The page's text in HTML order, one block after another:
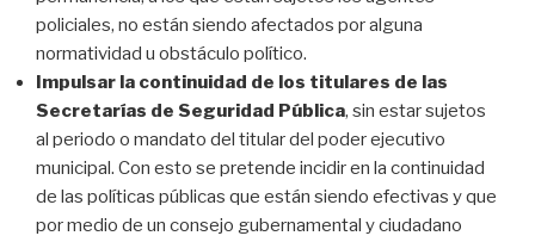
policiales, no están siendo afectados por alguna
normatividad u obstáculo político.
Impulsar la continuidad de los titulares de las
Secretarías de Seguridad Pública, sin estar sujetos
al periodo o mandato del titular del poder ejecutivo
municipal. Con esto se pretende incidir en la continuidad
de las políticas públicas que están siendo efectivas y que
por medio de un consejo gubernamental y ciudadano